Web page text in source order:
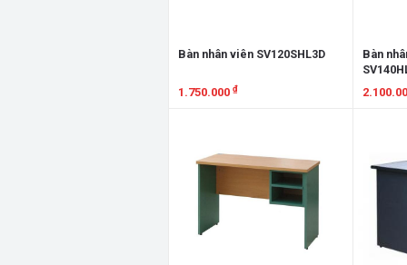
Bàn nhân viên SV120SHL3D
1.750.000 ₫
Bàn